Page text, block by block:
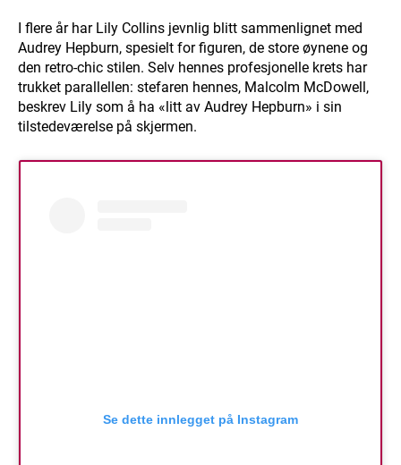
I flere år har Lily Collins jevnlig blitt sammenlignet med
Audrey Hepburn, spesielt for figuren, de store øynene og
den retro-chic stilen. Selv hennes profesjonelle krets har
trukket parallellen: stefaren hennes, Malcolm McDowell,
beskrev Lily som å ha «litt av Audrey Hepburn» i sin
tilstedeværelse på skjermen.
Se dette innlegget på Instagram